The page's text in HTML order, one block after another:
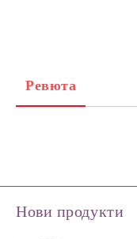
Ревюта
Нови продукти